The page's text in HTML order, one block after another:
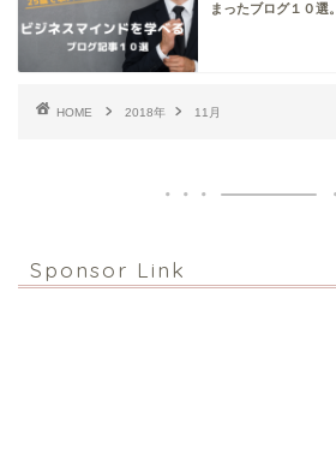
まったブログ１０選。
HOME 2018年 11月
Sponsor Link